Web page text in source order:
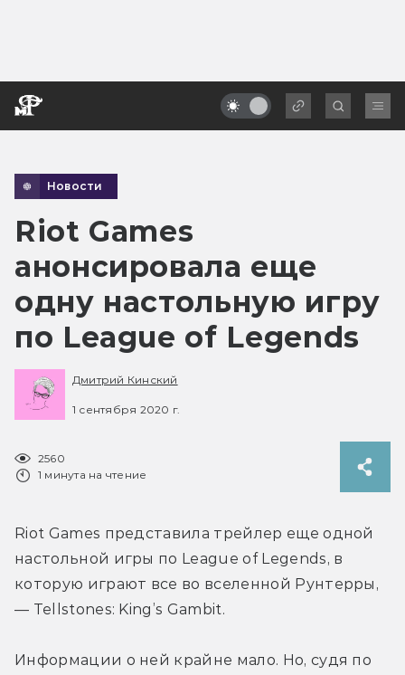
Новости
Riot Games
анонсировала еще
одну настольную игру
по League of Legends
Дмитрий Кинский
1 сентября 2020 г.
2560
1 минута на чтение
Riot Games представила трейлер еще одной
настольной игры по League of Legends, в
которую играют все во вселенной Рунтерры,
— Tellstones: King’s Gambit.
Информации о ней крайне мало. Но, судя по